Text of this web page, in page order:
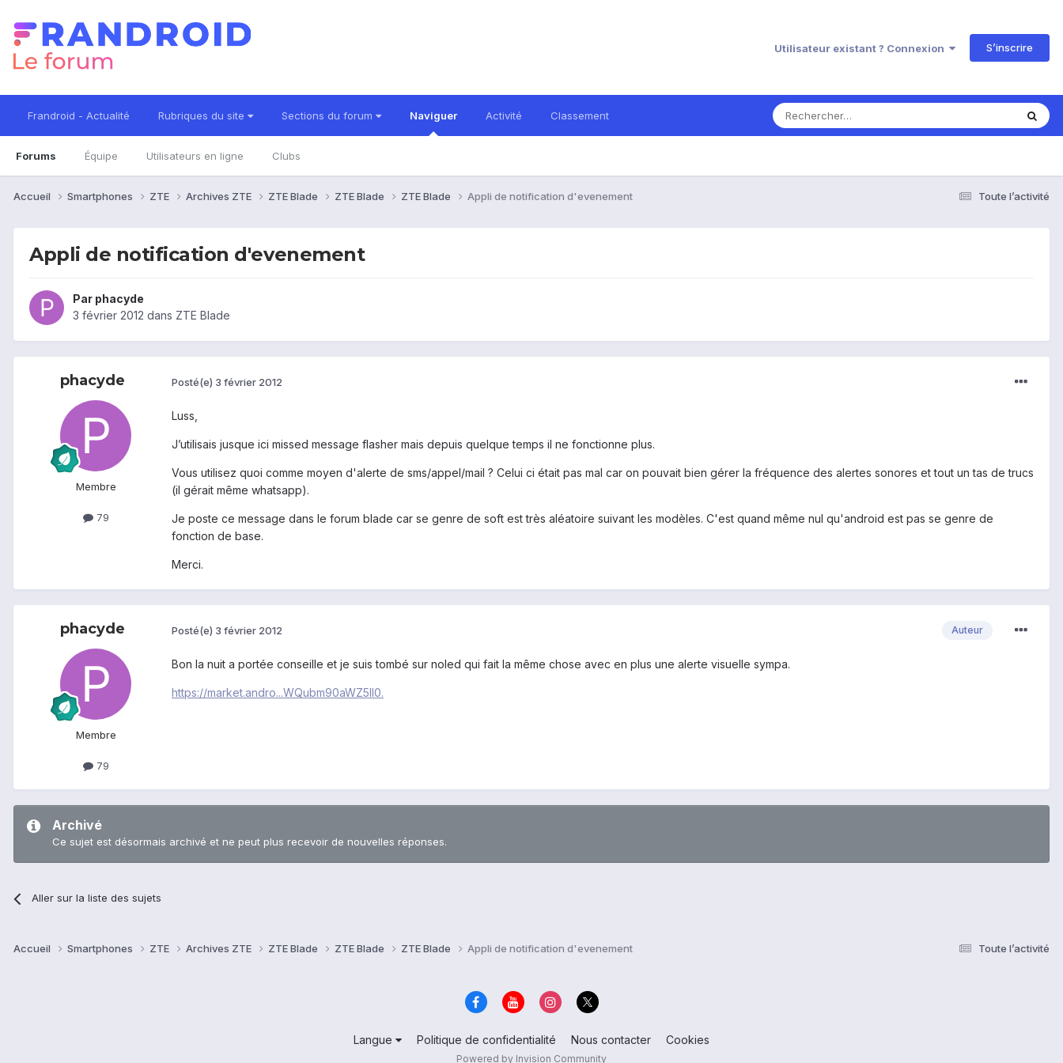
Utilisateur existant ? Connexion S’inscrire
Frandroid - Actualité Rubriques du site Sections du forum Naviguer
Forums Équipe Utilisateurs en ligne Clubs
Activité Classement
Toute l’activité
Accueil Smartphones ZTE Archives ZTE ZTE Blade ZTE Blade ZTE Blade Appli de notification d'evenement
Appli de notification d'evenement
Par phacyde
3 février 2012 dans ZTE Blade
phacyde
Membre
79
Posté(e) 3 février 2012
Luss,
J’utilisais jusque ici missed message flasher mais depuis quelque temps il ne fonctionne plus.
Vous utilisez quoi comme moyen d'alerte de sms/appel/mail ? Celui ci était pas mal car on pouvait bien gérer la fréquence des alertes sonores et tout un tas de trucs
(il gérait même whatsapp).
Je poste ce message dans le forum blade car se genre de soft est très aléatoire suivant les modèles. C'est quand même nul qu'android est pas se genre de
fonction de base.
Merci.
phacyde
Membre
79
Auteur
Posté(e) 3 février 2012
Bon la nuit a portée conseille et je suis tombé sur noled qui fait la même chose avec en plus une alerte visuelle sympa.
https://market.andro...WQubm90aWZ5Il0.
Archivé
Ce sujet est désormais archivé et ne peut plus recevoir de nouvelles réponses.
Aller sur la liste des sujets
Toute l’activité
Accueil Smartphones ZTE Archives ZTE ZTE Blade ZTE Blade ZTE Blade Appli de notification d'evenement
Langue Politique de confidentialité Nous contacter Cookies
Powered by Invision Community